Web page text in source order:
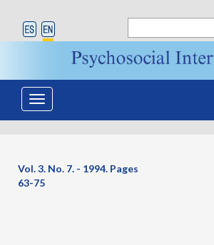
Toggle
navigation
Vol. 3. No. 7. - 1994. Pages
63-75